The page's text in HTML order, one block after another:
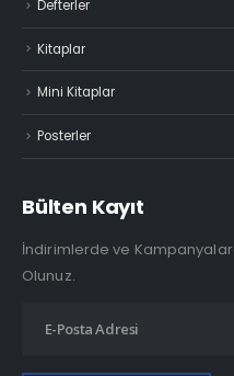
Kitaplar
Mini Kitaplar
Posterler
İndirimlerde ve
Olunuz.